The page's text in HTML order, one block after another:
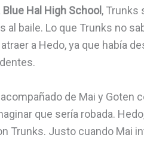
Blue Hal High School, Trunks
al baile. Lo que Trunks no
a Hedo, ya que había
de Mai y Goten
que sería robada.
Trunks. Justo cuando Mai